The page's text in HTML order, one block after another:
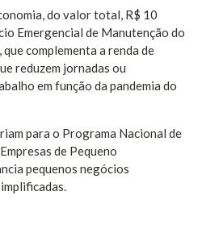
do valor total, R$ 10
Emergencial de Manutenção do
que complementa a renda de
reduzem jornadas ou
em função da pandemia do
para o Programa Nacional de
de Pequeno
pequenos negócios